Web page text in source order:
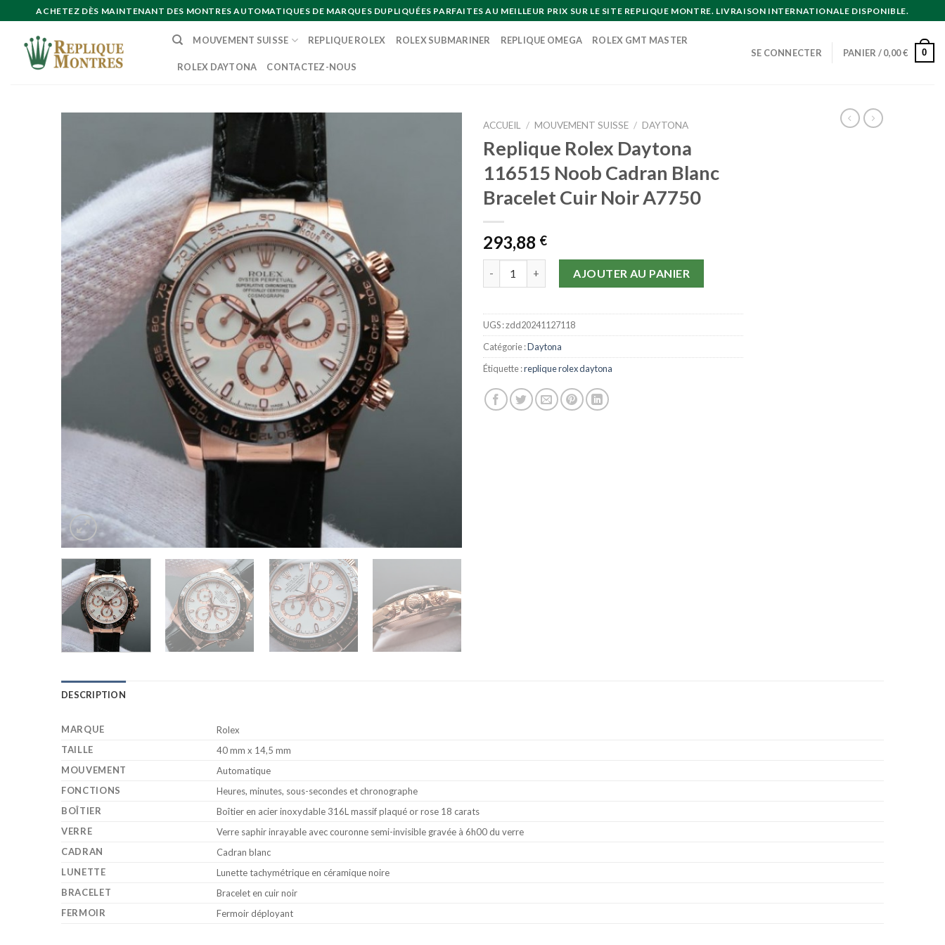
to
content
ACHETEZ DÈS MAINTENANT DES MONTRES AUTOMATIQUES DE MARQUES DUPLIQUÉES PARFAITES AU MEILLEUR PRIX SUR LE SITE REPLIQUE MONTRE. LIVRAISON INTERNATIONALE DISPONIBLE.
MOUVEMENT SUISSE REPLIQUE ROLEX ROLEX SUBMARINER REPLIQUE OMEGA ROLEX GMT MASTER
ROLEX DAYTONA CONTACTEZ-NOUS
SE CONNECTER PANIER /0,00€ 0
ACCUEIL / MOUVEMENT SUISSE / DAYTONA
Replique Rolex Daytona
116515 Noob Cadran Blanc
Bracelet Cuir Noir A7750
293,88 €
AJOUTER AU PANIER
UGS :zdd20241127118
Catégorie :Daytona
Étiquette :replique rolex daytona
DESCRIPTION
MARQUE
Rolex
TAILLE
40 mm x 14,5 mm
MOUVEMENT
Automatique
FONCTIONS
Heures, minutes, sous-secondes et chronographe
BOÎTIER
Boîtier en acier inoxydable 316L massif plaqué or rose 18 carats
VERRE
Verre saphir inrayable avec couronne semi-invisible gravée à 6h00 du verre
CADRAN
Cadran blanc
LUNETTE
Lunette tachymétrique en céramique noire
BRACELET
Bracelet en cuir noir
FERMOIR
Fermoir déployant